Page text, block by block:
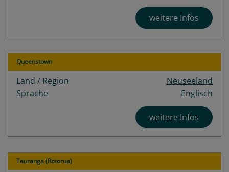
weitere Infos
Queenstown
Land / Region
Neuseeland
Sprache
Englisch
weitere Infos
Tauranga (Rotorua)